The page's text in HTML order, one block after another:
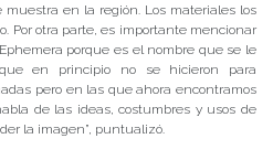
en la región. Los materiales los
Por otra parte, es importante mencionar
porque es el nombre que se le
en principio no se hicieron para
pero en las que ahora encontramos
de las ideas, costumbres y usos de
la imagen”, puntualizó.